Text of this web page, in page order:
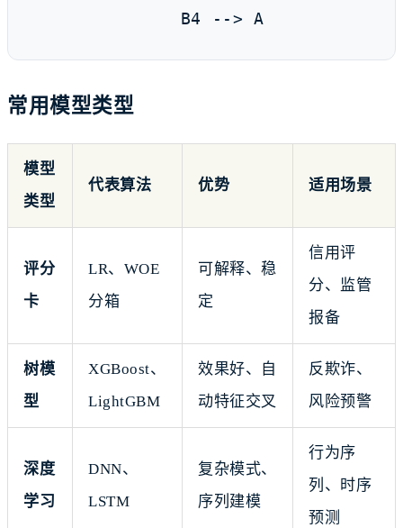
    B4 --> A
常用模型类型
模型
类型
代表算法 优势 适用场景
评分
卡
LR、WOE
分箱
可解释、稳
定
信用评
分、监管
报备
树模
型
XGBoost、
LightGBM
效果好、自
动特征交叉
反欺诈、
风险预警
深度
学习
DNN、
LSTM
复杂模式、
序列建模
行为序
列、时序
预测